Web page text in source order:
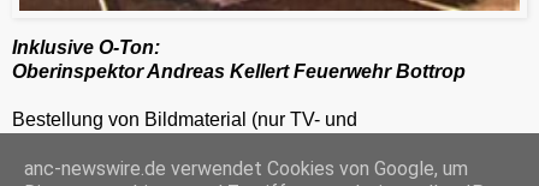
Inklusive O-Ton:
OberinspektorAndreas KellertFeuerwehr Bottrop
Bestellung von Bildmaterial (nur TV- und
ANC-NEWS-TELEVISION GmbH, Kruppstraße 82 – 100, 45145 Essen, HRB 12411, Amtsgericht Essen, Geschäftsführer: C. Anhuth
anc-newswire.de verwendet Cookies von Google, um